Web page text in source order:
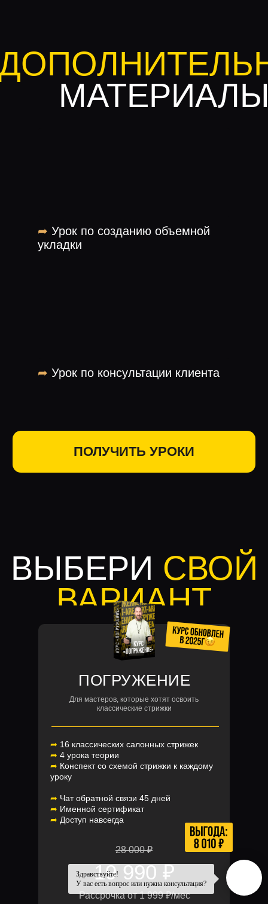
ПОГРУЖЕНИЕ
➦ 16 классических салонных стрижек
➦ 4 урока теории
➦ Конспект со схемой стрижки к каждому
уроку
➦ Чат обратной связи 45 дней
➦ Именной сертификат
➦ Доступ навсегда
19 990 ₽
28 000 ₽
Рассрочка от 1 999 ₽/мес
Для мастеров, которые хотят освоить
классические стрижки
Здравствуйте!
У вас есть вопрос или нужна консультация?